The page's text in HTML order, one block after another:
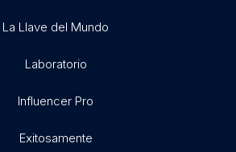
La Llave del Mundo
Laboratorio
Influencer Pro
Exitosamente